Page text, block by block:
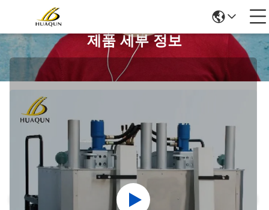
제품 세부 정보